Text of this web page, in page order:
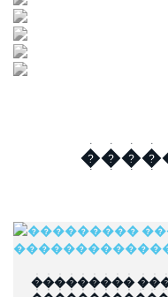
���������